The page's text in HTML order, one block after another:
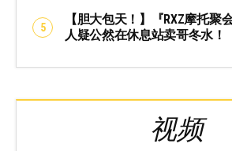
【胆大包天！】『RXZ摩托聚
人疑公然在休息站卖哥冬水！
视频